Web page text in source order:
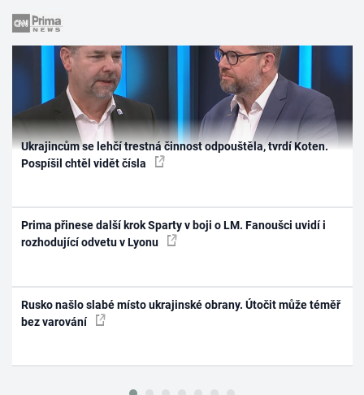
Ukrajincům se lehčí trestná činnost odpouštěla, tvrdí Koten.
Pospíšil chtěl vidět čísla
Prima přinese další krok Sparty v boji o LM. Fanoušci uvidí i
rozhodující odvetu v Lyonu
Rusko našlo slabé místo ukrajinské obrany. Útočit může téměř
bez varování